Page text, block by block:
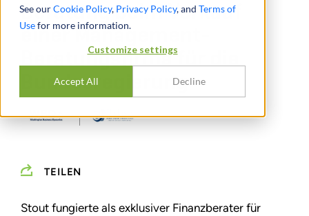
See ourCookie Policy, Privacy Policy, and Terms of
Usefor more information.
Customize settings
Accept All Decline
Beratung beim Verkauf
einer Management-
Beratungsfirma für die
Bundesregierung
TEILEN
Stout fungierte als exklusiver Finanzberater für